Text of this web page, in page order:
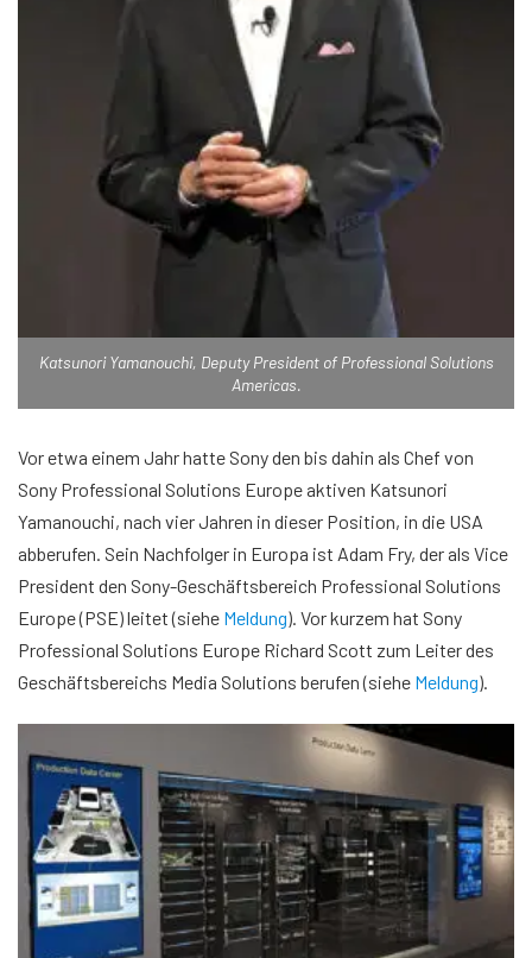
Katsunori Yamanouchi, Deputy President of Professional Solutions
Americas.
Vor etwa einem Jahr hatte Sony den bis dahin als Chef von
Sony Professional Solutions Europe aktiven Katsunori
Yamanouchi, nach vier Jahren in dieser Position, in die USA
abberufen. Sein Nachfolger in Europa ist Adam Fry, der als Vice
President den Sony-Geschäftsbereich Professional Solutions
Europe (PSE) leitet (siehe Meldung). Vor kurzem hat Sony
Professional Solutions Europe Richard Scott zum Leiter des
Geschäftsbereichs Media Solutions berufen (siehe Meldung).